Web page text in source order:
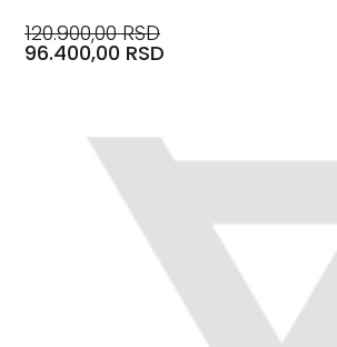
120.900,00 RSD
96.400,00 RSD